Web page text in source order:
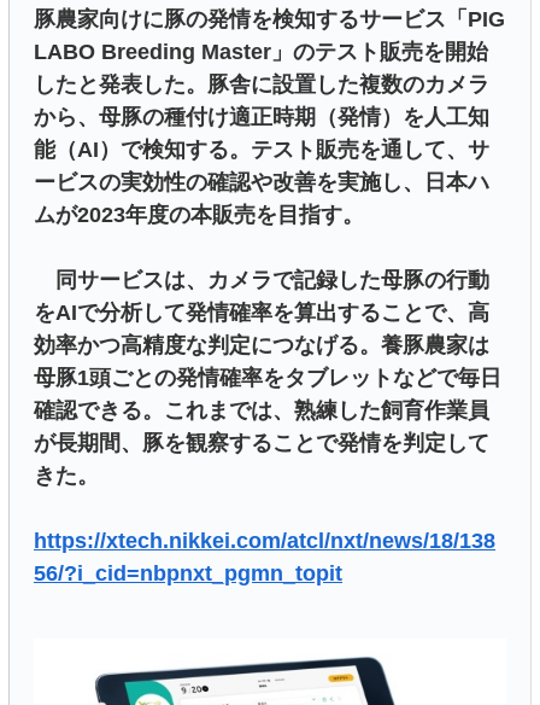
豚農家向けに豚の発情を検知するサービス「PIG
LABO Breeding Master」のテスト販売を開始
したと発表した。豚舎に設置した複数のカメラ
から、母豚の種付け適正時期（発情）を人工知
能（AI）で検知する。テスト販売を通して、サ
ービスの実効性の確認や改善を実施し、日本ハ
ムが2023年度の本販売を目指す。
同サービスは、カメラで記録した母豚の行動
をAIで分析して発情確率を算出することで、高
効率かつ高精度な判定につなげる。養豚農家は
母豚1頭ごとの発情確率をタブレットなどで毎日
確認できる。これまでは、熟練した飼育作業員
が長期間、豚を観察することで発情を判定して
きた。
https://xtech.nikkei.com/atcl/nxt/news/18/138
56/?i_cid=nbpnxt_pgmn_topit